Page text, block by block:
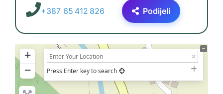
+387 65 412 826 Podijeli
+
−
Press Enter key to search